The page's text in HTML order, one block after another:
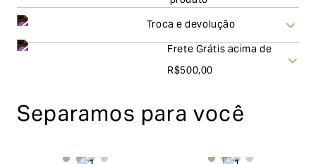
Troca e devolução
dias corridos, a contar do recebimento do produto. Ao
envio do produto e conferência interna por parte da
Frete Grátis acima de
R$500,00
Separamos para você